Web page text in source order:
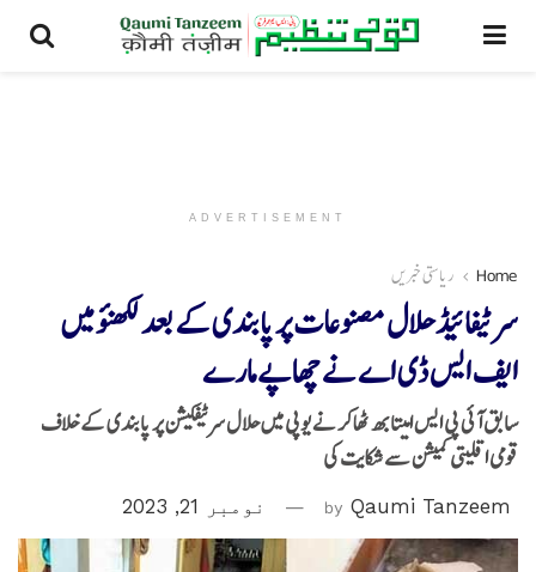
ADVERTISEMENT
Home ریاستی خبریں
سرٹیفائیڈ حلال مصنوعات پر پابندی کے بعد لکھنؤ میں
ایف ایس ڈی اے نے چھاپے مارے
سابق آئی پی ایس امیتابھ ٹھاکر نے یوپی میں حلال سرٹیفکیشن پر پابندی کے خلاف
قومی اقلیتی کمیشن سے شکایت کی
by Qaumi Tanzeem نومبر 21, 2023